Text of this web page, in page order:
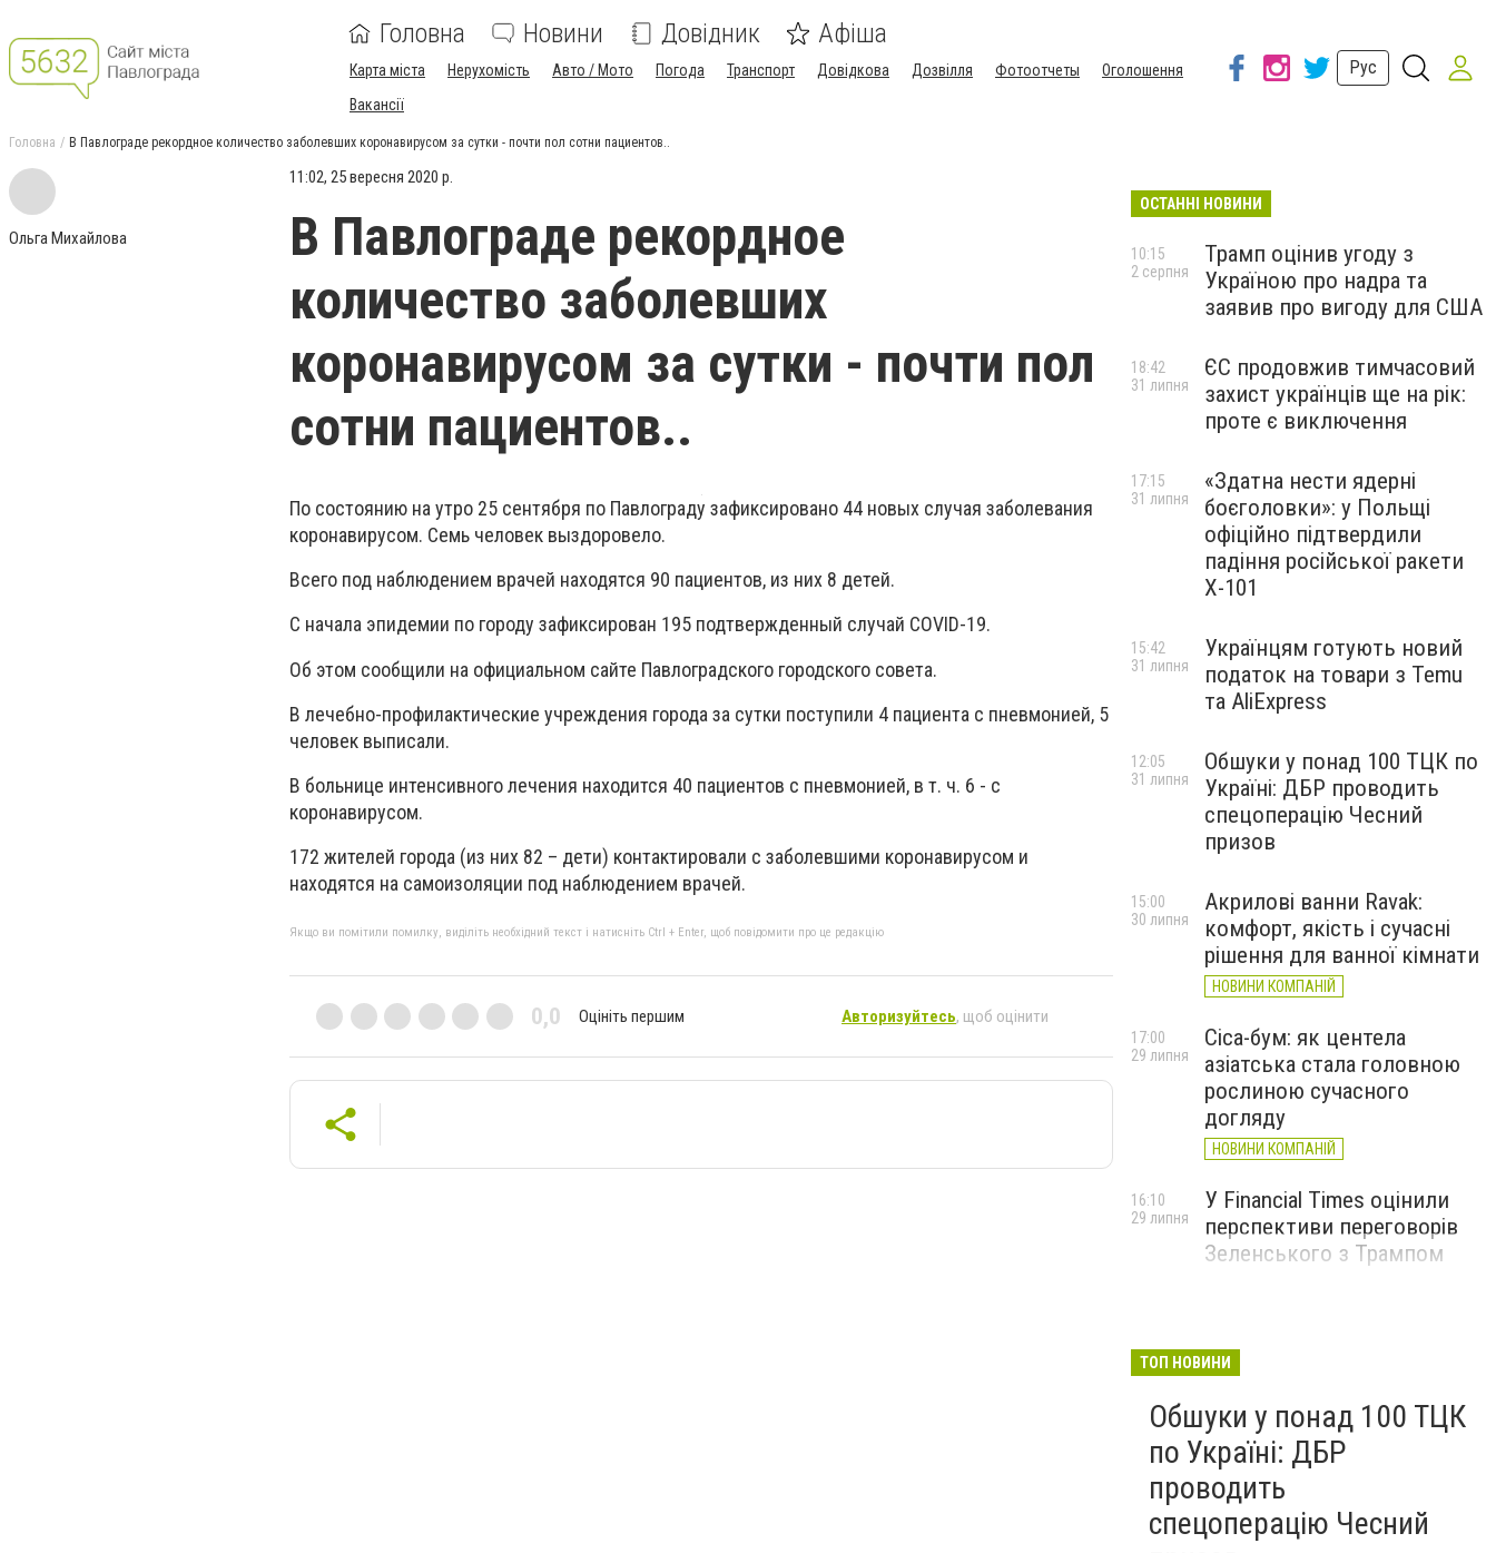
Головна Новини Довідник Афіша
Карта міста Нерухомість Авто / Мото Погода Транспорт Довідкова Дозвілля Фотоотчеты
Оголошення
Вакансії
Рус
Головна В Павлограде рекордное количество заболевших коронавирусом за сутки - почти пол сотни пациентов..
Ольга Михайлова
11:02, 25 вересня 2020 р.
В Павлограде рекордное
количество заболевших
коронавирусом за сутки - почти пол
сотни пациентов..
По состоянию на утро 25 сентября по Павлограду зафиксировано 44 новых случая заболевания
коронавирусом. Семь человек выздоровело.
Всего под наблюдением врачей находятся 90 пациентов, из них 8 детей.
С начала эпидемии по городу зафиксирован 195 подтвержденный случай COVID-19.
Об этом сообщили на официальном сайте Павлоградского городского совета.
В лечебно-профилактические учреждения города за сутки поступили 4 пациента с пневмонией, 5
человек выписали.
В больнице интенсивного лечения находится 40 пациентов с пневмонией, в т. ч. 6 - с
коронавирусом.
172 жителей города (из них 82 – дети) контактировали с заболевшими коронавирусом и
находятся на самоизоляции под наблюдением врачей.
Якщо ви помітили помилку, виділіть необхідний текст і натисніть Ctrl + Enter, щоб повідомити про це редакцію
0,0 Оцініть першим Авторизуйтесь, щоб оцінити
ОСТАННІ НОВИНИ
Трамп оцінив угоду з
Україною про надра та
заявив про вигоду для США
10:15
2 серпня
ЄС продовжив тимчасовий
захист українців ще на рік:
проте є виключення
18:42
31 липня
«Здатна нести ядерні
боєголовки»: у Польщі
офіційно підтвердили
падіння російської ракети
Х-101
17:15
31 липня
Українцям готують новий
податок на товари з Temu
та AliExpress
15:42
31 липня
Обшуки у понад 100 ТЦК по
Україні: ДБР проводить
спецоперацію Чесний
призов
12:05
31 липня
Акрилові ванни Ravak:
комфорт, якість і сучасні
рішення для ванної кімнати
НОВИНИ КОМПАНІЙ
15:00
30 липня
Cica-бум: як центела
азіатська стала головною
рослиною сучасного
догляду
НОВИНИ КОМПАНІЙ
17:00
29 липня
У Financial Times оцінили
перспективи переговорів
Зеленського з Трампом
16:10
29 липня
ТОП НОВИНИ
Обшуки у понад 100 ТЦК
по Україні: ДБР
проводить
спецоперацію Чесний